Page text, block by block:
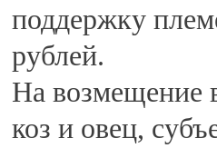
поддержку
рублей.
На возмещение
коз и овец,